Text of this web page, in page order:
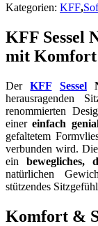
Kategorien: KFF,
KFF Sessel
mit
DerKFF Sessel
herausragenden
renommierten
einereinfach
gefaltetem
verbunden wird.
ein bewegliches,
natürlichen
stützendes
Komfort &